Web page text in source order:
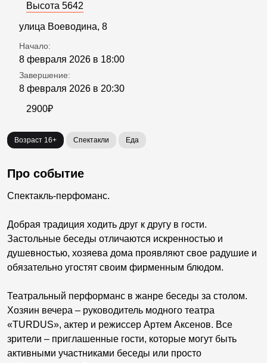
Высота 5642
улица Воеводина, 8
Начало:
8 февраля 2026 в 18:00
Завершение:
8 февраля 2026 в 20:30
2900₽
Возраст 16+ Спектакли Еда
Про событие
Спектакль-перфоманс.
Добрая традиция ходить друг к другу в гости.
Застольные беседы отличаются искренностью и
душевностью, хозяева дома проявляют свое радушие и
обязательно угостят своим фирменным блюдом.
Театральный перформанс в жанре беседы за столом.
Хозяин вечера – руководитель модного театра
«TURDUS», актер и режиссер Артем Аксенов. Все
зрители – приглашенные гости, которые могут быть
активными участниками беседы или просто